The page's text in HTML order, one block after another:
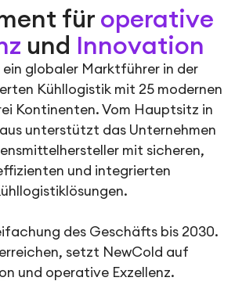
für operative
und Innovation
ein globaler Marktführer in der
Kühllogistik mit 25 modernen
Kontinenten. Vom Hauptsitz in
unterstützt das Unternehmen
mit sicheren,
und integrierten
des Geschäfts bis 2030.
setzt NewCold auf
und operative Exzellenz.